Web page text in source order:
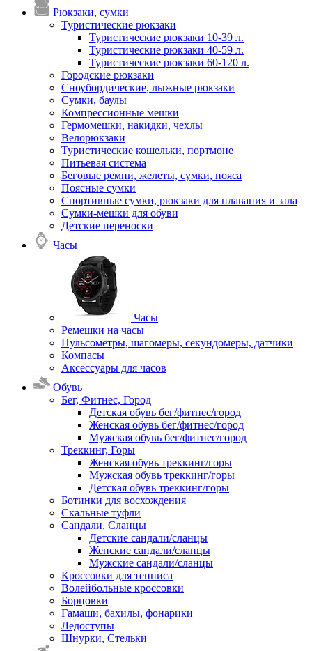
Рюкзаки, сумки
Туристические рюкзаки
Туристические рюкзаки 10-39 л.
Туристические рюкзаки 40-59 л.
Туристические рюкзаки 60-120 л.
Городские рюкзаки
Сноубордические, лыжные рюкзаки
Сумки, баулы
Компрессионные мешки
Гермомешки, накидки, чехлы
Велорюкзаки
Туристические кошельки, портмоне
Питьевая система
Беговые ремни, желеты, сумки, пояса
Поясные сумки
Спортивные сумки, рюкзаки для плавания и зала
Сумки-мешки для обуви
Детские переноски
Часы
Часы
Ремешки на часы
Пульсометры, шагомеры, секундомеры, датчики
Компасы
Аксессуары для часов
Обувь
Бег, Фитнес, Город
Детская обувь бег/фитнес/город
Женская обувь бег/фитнес/город
Мужская обувь бег/фитнес/город
Треккинг, Горы
Женская обувь треккинг/горы
Мужская обувь треккинг/горы
Детская обувь треккинг/горы
Ботинки для восхождения
Скальные туфли
Сандали, Сланцы
Детские сандали/сланцы
Женские сандали/сланцы
Мужские сандали/сланцы
Кроссовки для тенниса
Волейбольные кроссовки
Борцовки
Гамаши, бахилы, фонарики
Ледоступы
Шнурки, Стельки